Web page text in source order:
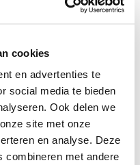
cookies
en advertenties te
social media te bieden
Ook delen we
site met onze
en analyse. Deze
combineren met andere